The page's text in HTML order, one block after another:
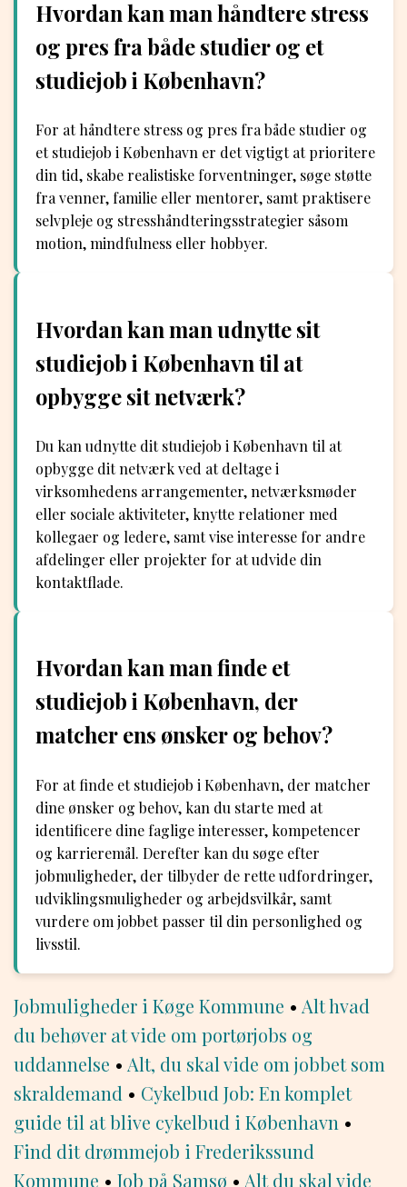
Hvordan kan man håndtere stress
og pres fra både studier og et
studiejob i København?
For at håndtere stress og pres fra både studier og
et studiejob i København er det vigtigt at prioritere
din tid, skabe realistiske forventninger, søge støtte
fra venner, familie eller mentorer, samt praktisere
selvpleje og stresshåndteringsstrategier såsom
motion, mindfulness eller hobbyer.
Hvordan kan man udnytte sit
studiejob i København til at
opbygge sit netværk?
Du kan udnytte dit studiejob i København til at
opbygge dit netværk ved at deltage i
virksomhedens arrangementer, netværksmøder
eller sociale aktiviteter, knytte relationer med
kollegaer og ledere, samt vise interesse for andre
afdelinger eller projekter for at udvide din
kontaktflade.
Hvordan kan man finde et
studiejob i København, der
matcher ens ønsker og behov?
For at finde et studiejob i København, der matcher
dine ønsker og behov, kan du starte med at
identificere dine faglige interesser, kompetencer
og karrieremål. Derefter kan du søge efter
jobmuligheder, der tilbyder de rette udfordringer,
udviklingsmuligheder og arbejdsvilkår, samt
vurdere om jobbet passer til din personlighed og
livsstil.
Jobmuligheder i Køge Kommune • Alt hvad
du behøver at vide om portørjobs og
uddannelse • Alt, du skal vide om jobbet som
skraldemand • Cykelbud Job: En komplet
guide til at blive cykelbud i København •
Find dit drømmejob i Frederikssund
Kommune • Job på Samsø • Alt du skal vide